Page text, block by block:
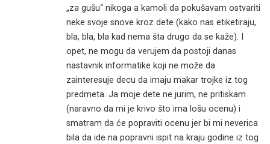
„za gušu“ nikoga a kamoli da pokušavam ostvariti
neke svoje snove kroz dete (kako nas etiketiraju,
bla, bla, bla kad nema šta drugo da se kaže). I
opet, ne mogu da verujem da postoji danas
nastavnik informatike koji ne može da
zainteresuje decu da imaju makar trojke iz tog
predmeta. Ja moje dete ne jurim, ne pritiskam
(naravno da mi je krivo što ima lošu ocenu) i
smatram da će popraviti ocenu jer bi mi neverica
bila da ide na popravni ispit na kraju godine iz tog